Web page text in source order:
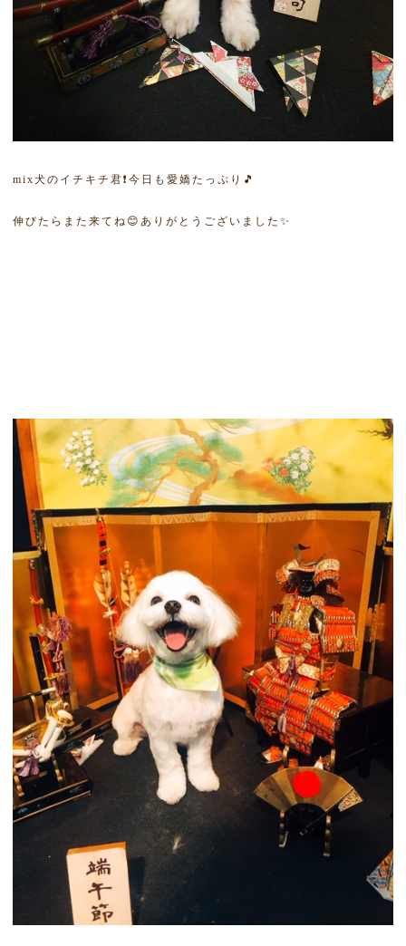
mix犬のイチキチ君❗今日も愛嬌たっぷり🎵
伸びたらまた来てね😊ありがとうございました✨